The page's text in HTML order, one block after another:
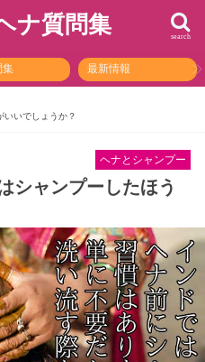
ナ質問集 search
集 最新情報
いいでしょうか？
ヘナとシャンプー
シャンプーしたほう